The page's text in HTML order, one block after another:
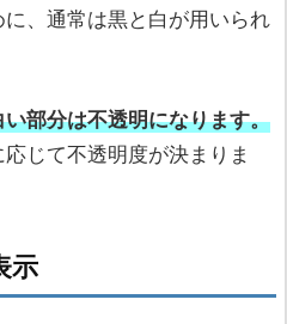
、通常は黒と白が用いられ
い部分は不透明になります。
じて不透明度が決まりま
示